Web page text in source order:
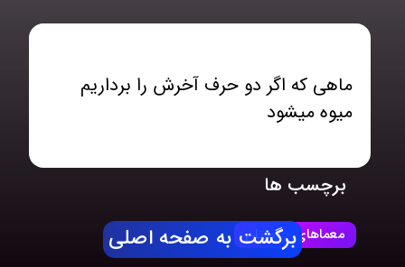
ماهی که اگر دو حرف آخرش را برداریم
میوه میشود
برچسب ها
معماهای چیستانبرگشت به صفحه اصلی